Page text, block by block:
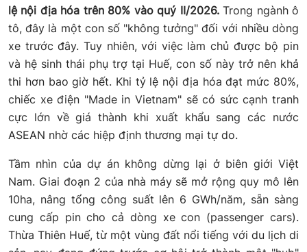
lệ nội địa hóa trên 80% vào quý II/2026.Trong ngành ô
tô, đây là một con số "không tưởng" đối với nhiều dòng
xe trước đây. Tuy nhiên, với việc làm chủ được bộ pin
và hệ sinh thái phụ trợ tại Huế, con số này trở nên khả
thi hơn bao giờ hết. Khi tỷ lệ nội địa hóa đạt mức 80%,
chiếc xe điện "Made in Vietnam" sẽ có sức cạnh tranh
cực lớn về giá thành khi xuất khẩu sang các nước
ASEAN nhờ các hiệp định thương mại tự do.
Tầm nhìn của dự án không dừng lại ở biên giới Việt
Nam. Giai đoạn 2 của nhà máy sẽ mở rộng quy mô lên
10ha, nâng tổng công suất lên 6 GWh/năm, sẵn sàng
cung cấp pin cho cả dòng xe con (passenger cars).
Thừa Thiên Huế, từ một vùng đất nổi tiếng với du lịch di